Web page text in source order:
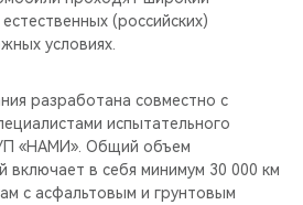
(российских)
условиях.
разработана совместно c
испытательного
«НАМИ». Общий объем
включает в себя минимум 30 000 км
с асфальтовым и грунтовым